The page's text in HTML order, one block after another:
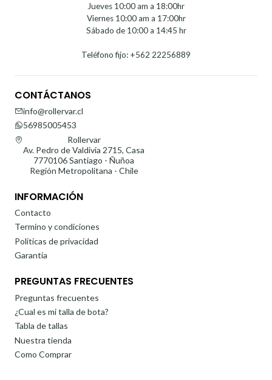
Jueves 10:00 am a 18:00hr
Viernes 10:00 am a 17:00hr
Sábado de 10:00 a 14:45 hr
Teléfono fijo: +562 22256889
CONTÁCTANOS
info@rollervar.cl
56985005453
Rollervar
Av. Pedro de Valdivia 2715, Casa
7770106 Santiago - Ñuñoa
Región Metropolitana - Chile
INFORMACIÓN
Contacto
Termino y condiciones
Politicas de privacidad
Garantía
PREGUNTAS FRECUENTES
Preguntas frecuentes
¿Cual es mi talla de bota?
Tabla de tallas
Nuestra tienda
Como Comprar